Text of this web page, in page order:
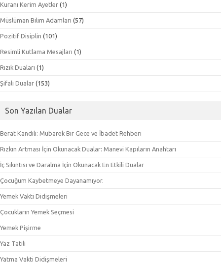
Kuranı Kerim Ayetler (1)
Müslüman Bilim Adamları (57)
Pozitif Disiplin (101)
Resimli Kutlama Mesajları (1)
Rızık Duaları (1)
Şifalı Dualar (153)
Son Yazılan Dualar
Berat Kandili: Mübarek Bir Gece ve İbadet Rehberi
Rızkın Artması İçin Okunacak Dualar: Manevi Kapıların Anahtarı
İç Sıkıntısı ve Daralma İçin Okunacak En Etkili Dualar
Çocuğum Kaybetmeye Dayanamıyor.
Yemek Vakti Didişmeleri
Çocukların Yemek Seçmesi
Yemek Pişirme
Yaz Tatili
Yatma Vakti Didişmeleri